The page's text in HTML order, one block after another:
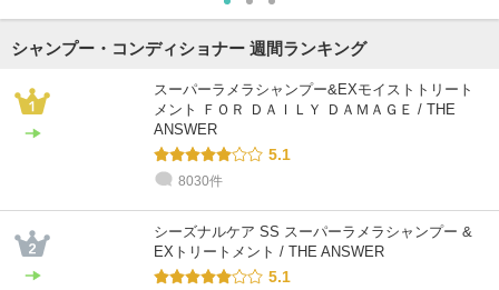
シャンプー・コンディショナー 週間ランキング
スーパーラメラシャンプー&EXモイストトリート
メント ＦＯＲ ＤＡＩＬＹ ＤＡＭＡＧＥ / THE
ANSWER
5.1
8030件
シーズナルケア SS スーパーラメラシャンプー &
EXトリートメント / THE ANSWER
5.1